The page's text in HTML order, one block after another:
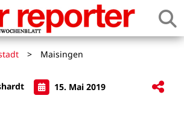
> Maisingen
15. Mai 2019